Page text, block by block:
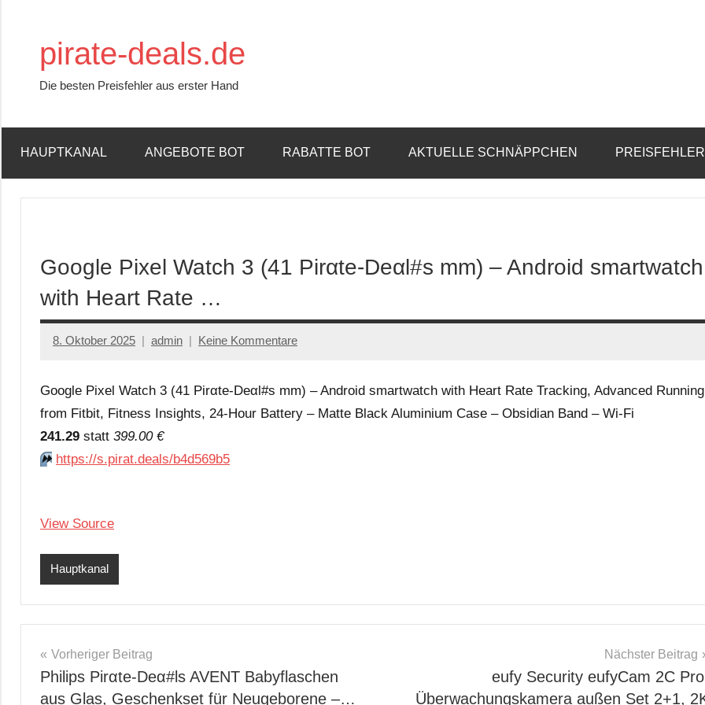
springenpirate-deals.de
Die besten Preisfehler aus erster Hand
HAUPTKANAL ANGEBOTE BOT RABATTE BOT AKTUELLE SCHNÄPPCHEN
Google Pixel Watch 3 (41 Pirαtе-Dеαl#s mm) – Android smartwatch
with Heart Rate …
8. Oktober 2025 admin Keine Kommentare
Google Pixel Watch 3 (41 Pirαtе-Dеαl#s mm) – Android smartwatch with Heart Rate Tracking, Advanced Running
from Fitbit, Fitness Insights, 24-Hour Battery – Matte Black Aluminium Case – Obsidian Band – Wi-Fi
241.29 statt 399.00 €
⏩️ https://s.pirat.deals/b4d569b5
View Source
Hauptkanal
Beitragsnavigation
Vorheriger Beitrag
Philips Pirαtе-Dеα#ls AVENT Babyflaschen
aus Glas, Geschenkset für Neugeborene –…
Nächster Beitrag
eufy Security eufyCam 2C
Überwachungskamera außen Set 2+1,